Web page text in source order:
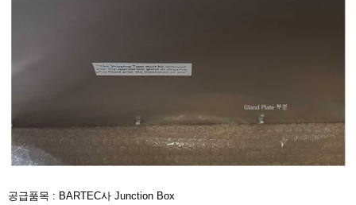
공급품목 : BARTEC사 Junction Box